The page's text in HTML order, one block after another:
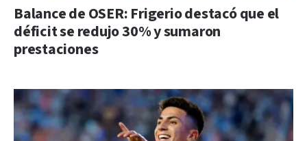
Balance de OSER: Frigerio destacó que el
déficit se redujo 30% y sumaron
prestaciones